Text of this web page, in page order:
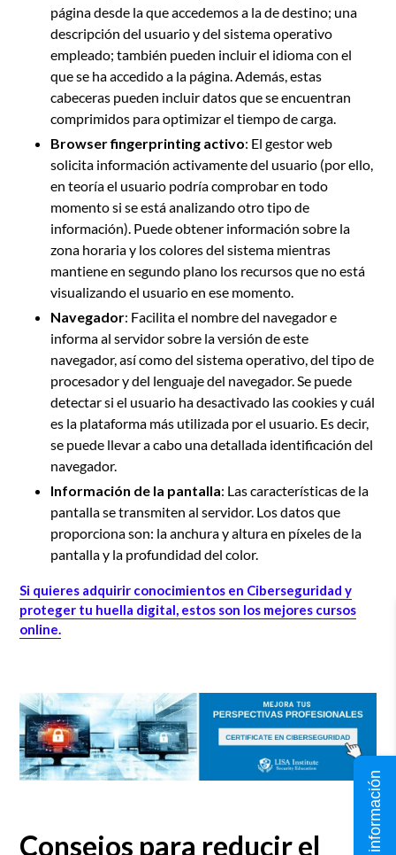
página desde la que accedemos a la de destino; una
descripción del usuario y del sistema operativo
empleado; también pueden incluir el idioma con el
que se ha accedido a la página. Además, estas
cabeceras pueden incluir datos que se encuentran
comprimidos para optimizar el tiempo de carga.
Browser fingerprinting activo: El gestor web
solicita información activamente del usuario (por ello,
en teoría el usuario podría comprobar en todo
momento si se está analizando otro tipo de
información). Puede obtener información sobre la
zona horaria y los colores del sistema mientras
mantiene en segundo plano los recursos que no está
visualizando el usuario en ese momento.
Navegador: Facilita el nombre del navegador e
informa al servidor sobre la versión de este
navegador, así como del sistema operativo, del tipo de
procesador y del lenguaje del navegador. Se puede
detectar si el usuario ha desactivado las cookies y cuál
es la plataforma más utilizada por el usuario. Es decir,
se puede llevar a cabo una detallada identificación del
navegador.
Información de la pantalla: Las características de la
pantalla se transmiten al servidor. Los datos que
proporciona son: la anchura y altura en píxeles de la
pantalla y la profundidad del color.
Si quieres adquirir conocimientos en Ciberseguridad y
proteger tu huella digital, estos son los mejores cursos
online.
Consejos para reducir el